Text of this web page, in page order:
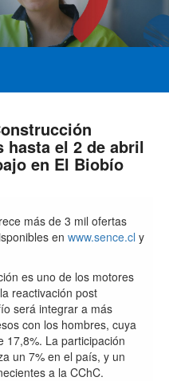
hasta el 2 de abril
en El Biobío
más de 3 mil ofertas
en www.sence.cl y
es uno de los motores
reactivación post
será integrar a más
con los hombres, cuya
17,8%. La participación
un 7% en el país, y un
a la CChC.